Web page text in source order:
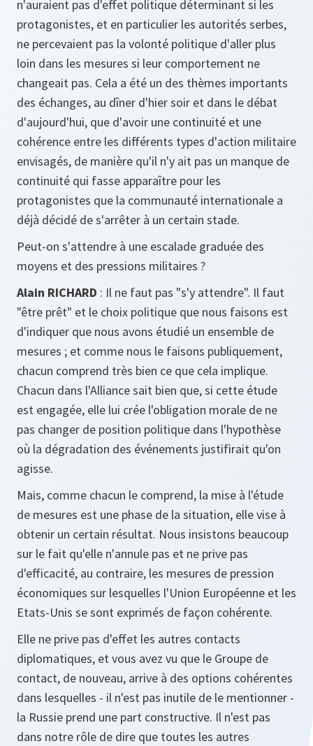
n'auraient pas d'effet politique déterminant si les
protagonistes, et en particulier les autorités serbes,
ne percevaient pas la volonté politique d'aller plus
loin dans les mesures si leur comportement ne
changeait pas. Cela a été un des thèmes importants
des échanges, au dîner d'hier soir et dans le débat
d'aujourd'hui, que d'avoir une continuité et une
cohérence entre les différents types d'action militaire
envisagés, de manière qu'il n'y ait pas un manque de
continuité qui fasse apparaître pour les
protagonistes que la communauté internationale a
déjà décidé de s'arrêter à un certain stade.
Peut-on s'attendre à une escalade graduée des
moyens et des pressions militaires ?
Alain RICHARD : Il ne faut pas "s'y attendre". Il faut
"être prêt" et le choix politique que nous faisons est
d'indiquer que nous avons étudié un ensemble de
mesures ; et comme nous le faisons publiquement,
chacun comprend très bien ce que cela implique.
Chacun dans l'Alliance sait bien que, si cette étude
est engagée, elle lui crée l'obligation morale de ne
pas changer de position politique dans l'hypothèse
où la dégradation des événements justifirait qu'on
agisse.
Mais, comme chacun le comprend, la mise à l'étude
de mesures est une phase de la situation, elle vise à
obtenir un certain résultat. Nous insistons beaucoup
sur le fait qu'elle n'annule pas et ne prive pas
d'efficacité, au contraire, les mesures de pression
économiques sur lesquelles l'Union Européenne et les
Etats-Unis se sont exprimés de façon cohérente.
Elle ne prive pas d'effet les autres contacts
diplomatiques, et vous avez vu que le Groupe de
contact, de nouveau, arrive à des options cohérentes
dans lesquelles - il n'est pas inutile de le mentionner -
la Russie prend une part constructive. Il n'est pas
dans notre rôle de dire que toutes les autres